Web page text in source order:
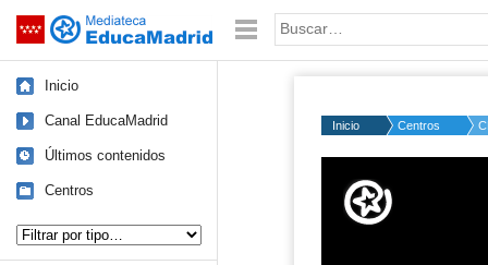
Saltar navegación Palabra o frase:
Inicio
Canal EducaMadrid
Últimos contenidos
Centros
Inicio Centros
50%